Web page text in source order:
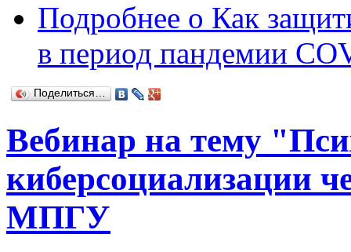
Подробнее о Как
в период пандемии
Поделиться…
Вебинар на тему
киберсоциализации
МПГУ